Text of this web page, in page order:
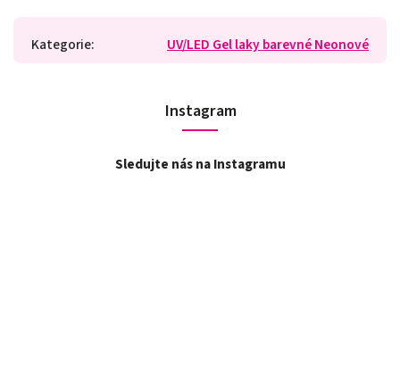
Kategorie: UV/LED Gel laky barevné Neonové
Instagram
Sledujte nás na Instagramu